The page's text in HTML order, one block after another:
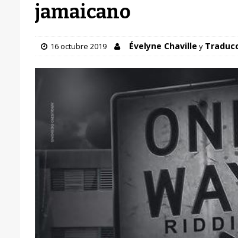
jamaicano
16 octubre 2019 Évelyne Chaville y